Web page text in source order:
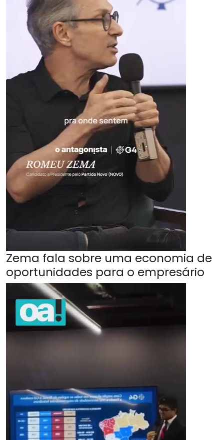
Zema fala sobre uma economia de
oportunidades para o empresário